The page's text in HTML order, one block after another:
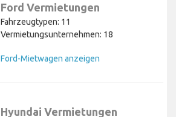
Ford Vermietungen
Fahrzeugtypen: 11
Vermietungsunternehmen: 18
Ford-Mietwagen anzeigen
Hyundai Vermietungen